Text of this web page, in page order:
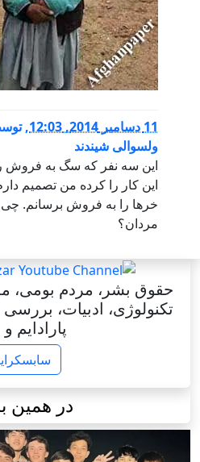
,توسطرفیع ولد
که سگ به فروش رسانده اند از
را کرده من تصمیم دارم که در
به فروش برسانم. چی نظر دارید دولت
مردم بومی، ملت های
ادبیات، بررسی کتاب،
پارادایم و رفاه
در همین بخش